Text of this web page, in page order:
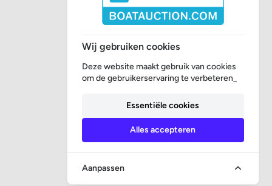
Wij gebruiken cookies
Deze website maakt gebruik van cookies
om de gebruikerservaring te verbeteren_
Essentiële cookies
Alles accepteren
Aanpassen